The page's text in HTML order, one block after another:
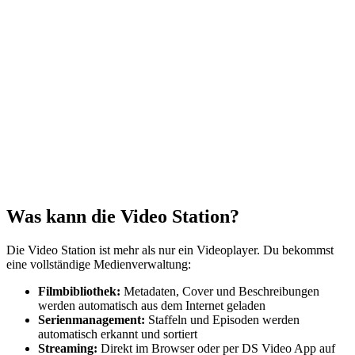
Was kann die Video Station?
Die Video Station ist mehr als nur ein Videoplayer. Du bekommst
eine vollständige Medienverwaltung:
Filmbibliothek: Metadaten, Cover und Beschreibungen
werden automatisch aus dem Internet geladen
Serienmanagement: Staffeln und Episoden werden
automatisch erkannt und sortiert
Streaming: Direkt im Browser oder per DS Video App auf